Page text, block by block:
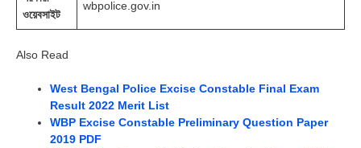
ওয়েবসাইট
wbpolice.gov.in
Also Read
West Bengal Police Excise Constable Final Exam
Result 2022 Merit List
WBP Excise Constable Preliminary Question Paper
2019 PDF